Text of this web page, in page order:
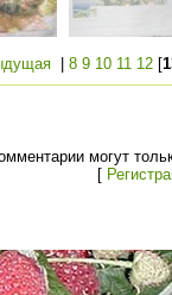
| 8 9 10 11 12[
могут
[